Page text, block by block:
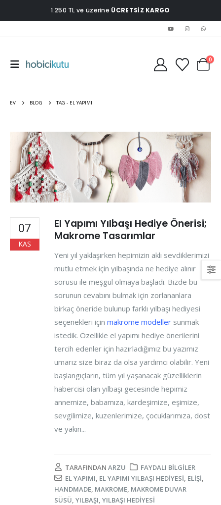
1.250 TL ve üzerine ÜCRETSİZ KARGO
0
EV BLOG TAG - EL YAPIMI
07
KAS
El Yapımı Yılbaşı Hediye Önerisi;
Makrome Tasarımlar
Yeni yıl yaklaşırken hepimizin aklı sevdiklerimizi
mutlu etmek için yılbaşında ne hediye alınır
sorusu ile meşgul olmaya başladı. Bizde bu
sorunun cevabını bulmak için zorlananlara
birkaç öneride bulunup farklı yılbaşı hediyesi
seçenekleri için makrome modeller sunmak
istedik. Özellikle el yapımı hediye önerilerini
tercih edenler için hazırladığımız bu yazımız
umarız size biraz da olsa yardımcı olabilir. Yeni
başlangıçların, tüm yıl yaşanacak güzelliklerin
habercisi olan yılbaşı gecesinde hepimiz
annemize, babamıza, kardeşimize, eşimize,
sevgilimize, kuzenlerimize, çocuklarımıza, dost
ve yakın...
TARAFINDAN ARZU
FAYDALI BILGILER
EL YAPIMI, EL YAPIMI YILBAŞI HEDIYESI, ELIŞI,
HANDMADE, MAKROME, MAKROME DUVAR
SÜSÜ, YILBAŞI, YILBAŞI HEDIYESI